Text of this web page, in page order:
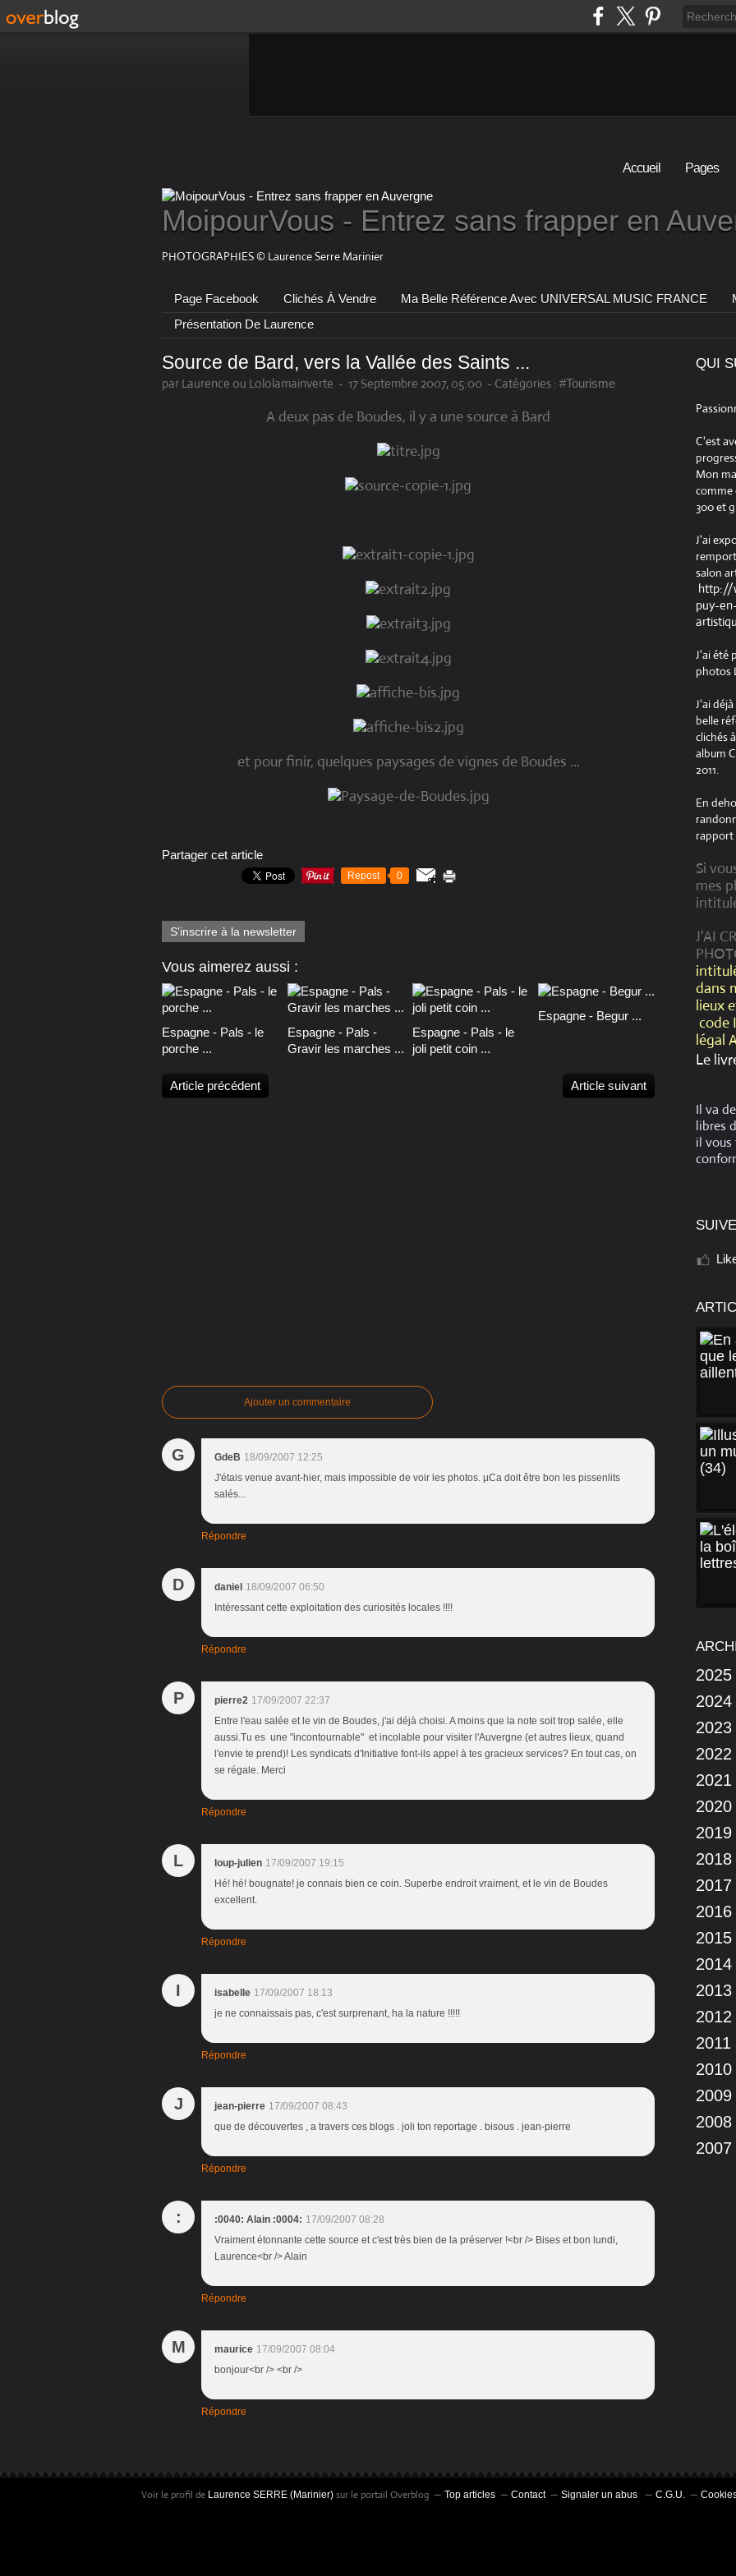
Accueil Pages
MoipourVous - Entrez sans frapper en
PHOTOGRAPHIES © Laurence Serre Marinier
Page Facebook Clichés À Vendre Ma Belle Référence Avec UNIVERSAL MUSIC FRANCE
Présentation De Laurence
Source de Bard, vers la Vallée des Saints ...
par Laurence ou Lololamainverte - 17 Septembre 2007, 05:00 - Catégories : #Tourisme
A deux pas de Boudes, il y a une source à Bard
et pour finir, quelques paysages de vignes de Boudes ...
Partager cet article
Repost 0
S'inscrire à la newsletter
Vous aimerez aussi :
Espagne - Pals - le
porche ...
Espagne - Pals -
Gravir les marches ...
Espagne - Pals - le
joli petit coin ...
Espagne - Begur ...
Article précédent Article suivant
Ajouter un commentaire
G GdeB 18/09/2007 12:25
J'étais venue avant-hier, mais impossible de voir les photos. µCa doit être bon les pissenlits
salés...
Répondre
D daniel 18/09/2007 06:50
Intéressant cette exploitation des curiosités locales !!!!
Répondre
P pierre2 17/09/2007 22:37
Entre l'eau salée et le vin de Boudes, j'ai déjà choisi. A moins que la note soit trop salée, elle
aussi.Tu es une "incontournable" et incolable pour visiter l'Auvergne (et autres lieux, quand
l'envie te prend)! Les syndicats d'Initiative font-ils appel à tes gracieux services? En tout cas, on
se régale. Merci
Répondre
L loup-julien 17/09/2007 19:15
Hé! hé! bougnate! je connais bien ce coin. Superbe endroit vraiment, et le vin de Boudes
excellent.
Répondre
I isabelle 17/09/2007 18:13
je ne connaissais pas, c'est surprenant, ha la nature !!!!!
Répondre
J jean-pierre 17/09/2007 08:43
que de découvertes , a travers ces blogs . joli ton reportage . bisous . jean-pierre
Répondre
: :0040: Alain :0004: 17/09/2007 08:28
Vraiment étonnante cette source et c'est très bien de la préserver !<br /> Bises et bon lundi,
Laurence<br /> Alain
Répondre
M maurice 17/09/2007 08:04
bonjour<br /> <br />
Répondre
QUI
C'est
Mon
comme
300 et
J'ai
salon
http://
puy-
J'ai été
photos
J'ai
belle
clichés
album
2011.
En
rapport
Si
mes
J'AI
dans
lieux
code
légal
Le
Il va
libres
il vous
2025
2024
2023
2022
2021
2020
2019
2018
2017
2016
2015
2014
2013
2012
2011
2010
2009
2008
2007
Voir le profil de Laurence SERRE (Marinier) sur le portail Overblog Top articles Contact Signaler un abus C.G.U.